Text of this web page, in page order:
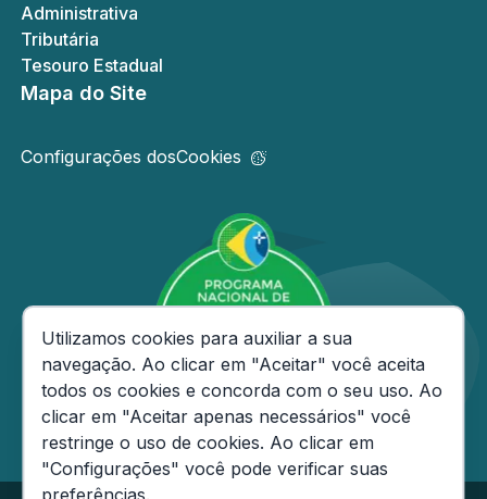
Administrativa
Tributária
Tesouro Estadual
Mapa do Site
Configurações dosCookies
Consentimento de Cookies
Utilizamos cookies para auxiliar a sua
navegação. Ao clicar em "Aceitar" você aceita
todos os cookies e concorda com o seu uso. Ao
clicar em "Aceitar apenas necessários" você
restringe o uso de cookies. Ao clicar em
"Configurações" você pode verificar suas
preferências.